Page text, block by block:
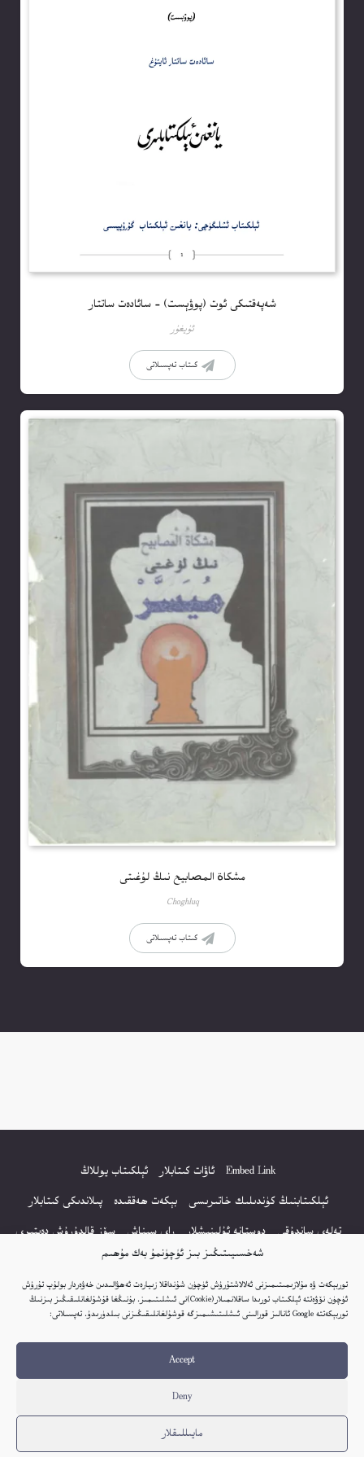
شەخسىيىتىڭىز بىز ئۈچۈنمۇ بەك مۇھىم
توربېكەت ۋە مۇلازىمىتىمىزنى ئەلالاشتۇرۇش ئۈچۈن شۇنداقلا زىيارەت ئەھۋالىدىن خەۋەردار بولۇپ تۇرۇش
ئۈچۈن نۆۋەتتە ئېلكىتاب تورىدا ساقلانمىلار(Cookie)نى ئىشلىتىمىز. بۇنىڭغا قۇشۇلغانلىقىڭىز بىزنىڭ
توربېكەتتە Google ئانالىز قورالىنى ئىشلىتىشىمىزگە قوشۇلغانلىقىڭىزنى بىلدۈرىدۇ. تەپسىلاتى:
Accept
Deny
مايىللىقلار
شەپەقتىكى ئوت (پوۋېست) – سائادەت ساتتار
ئۇيغۇر
كىتاب تەپسىلاتى
مشكاة المصابيح نىڭ لۇغىتى
Choghluq
كىتاب تەپسىلاتى
Embed Link ئاۋات كىتابلار
ئېلكىتاب يوللاڭ
ئېلكىتابنىڭ كۈندىلىك خاتىرىسى
بېكەت ھەققىدە
پىلاندىكى كىتابلار
تەلەي ساندۇقى
دوستانە ئۇلىنىشلار راي سىناش
سۆز قالدۇرۇش دەپتىرى
كۆپ سورالغان سۇئاللار
كىتاب تىزىملىكى
مەخپىيەتلىك باياناتى
نەشىر ھوقۇقى باياناتى
© 2017-2026 تور بېكەتنىڭ بارلىق ھوقۇقى ئېلكىتاب تورى غا مەنسۇپ.
ھەر كۈنى يېڭى كىتابلار قوشۇلىۋاتىدۇ...